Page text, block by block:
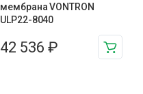
мембрана VONTRON
ULP22-8040
42 536 ₽